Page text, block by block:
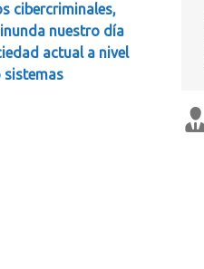
cibercriminales,
nuestro día
actual a nivel
sistemas